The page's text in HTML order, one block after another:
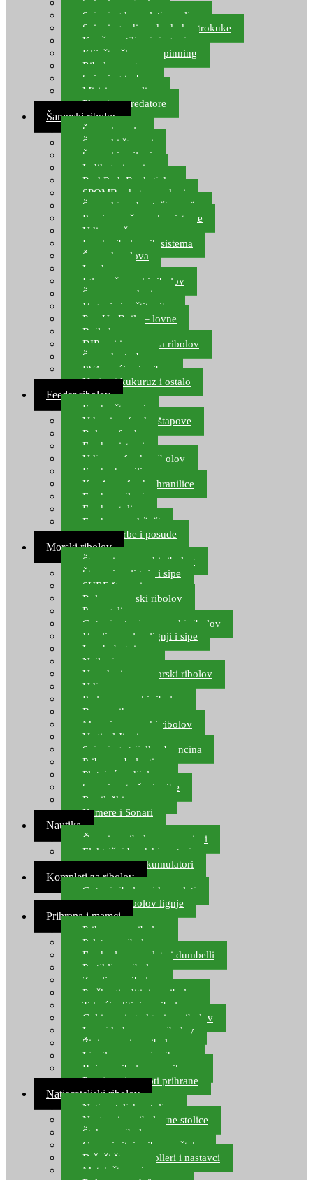
Spinning setovi
Spinning kompleti varalica
Spinning udice, dvokuke, trokuke
Kopče, vrtilice i ringovi
Kliješta, škare za spinning
Ribolov pastrve
Spinning torbe
Mirisi za varalice
Plovci za predatore
Šaranski ribolov
Šaranske role
Šaranski štapovi
Šaranski najloni
Indikatori ugriza
Rod Pod, Banksticks
SPOMB rakete, markeri
Šaranski podmetači, mreže
Pernice za šaranske sisteme
Udice za šarana, amura
Izrada ribolovnih sistema
Šaranska olova
Leadcore
Igle za šaranski ribolov
Špage, upredenice
Vaganje i zaštita ribe
Pop Up Boile – lovne
Boile lovne
DIP-ovi i arome za ribolov
Šaranske torbe
PVA vrećice i pribor
Umjetni kukuruz i ostalo
Feeder ribolov
Feeder štapovi
Vrhovi za feeder štapove
Role za feeder
Feeder sistemi
Udice za feeder ribolov
Feeder hranilice
Kopče za feeder hranilice
Feeder najloni
Feeder stolice
Feeder arm držači
Feeder torbe i posude
Morski ribolov
Štapovi za morski ribolov
Štapovi za lignje i sipe
SURF štapovi
Role za morski ribolov
Parangali
Gotovi setovi za morski ribolov
Varalice za lov lignji i sipe
Lov hobotnice
Najloni za more
Upredenice za morski ribolov
Udice za more
Perle za morski ribolov
Brum prihrana za more
Mamci za morski ribolov
Vertical Jigging
Spinning strijelke, brancina
Pribor za bolentino
Plutajuća odijela
Sonari za traženje ribe
Ronilački program
Kamere i Sonari
Nautika
Čamci za ribolov, gumenjaci
Električni brodski motori
Lithium ION akumulatori
Kompleti za ribolov
Gotovi ribolovni kompleti
Setovi za ribolov lignje
Prihrana i mamci
Prihrana za ribolov
Pelete za ribolov
Feeder lovne pelete i dumbelli
Partikli za ribolov
Zemlja za ribolov
Praškasti aditivi za ribolov
Tekući aditivi za ribolov
Gel i sprej atraktori za ribolov
Lovni kukuruz za ribolov
Živi mamci za ribolov
Ljepilo za crve i prihranu
Boje za ribolovnu prihranu
Provjereni recepti prihrane
Natjecateljski ribolov
Natjecateljske stolice
Nastavci za ribolovne stolice
Šteke za ribolov
Gume i sitni pribor za šteku
Držači štapova rolleri i nastavci
Match štapovi